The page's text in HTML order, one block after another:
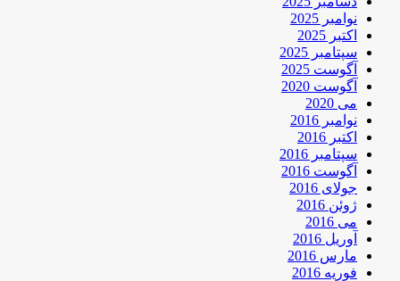
نوامبر 2025
اکتبر 2025
سپتامبر 2025
آگوست 2025
آگوست 2020
می 2020
نوامبر 2016
اکتبر 2016
سپتامبر 2016
آگوست 2016
جولای 2016
ژوئن 2016
می 2016
آوریل 2016
مارس 2016
فوریه 2016